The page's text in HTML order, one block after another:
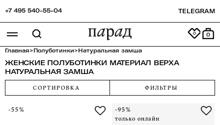
+7 495 540-55-04 TELEGRAM
0
Главная>Полуботинки>Натуральная замша
ЖЕНСКИЕ ПОЛУБОТИНКИ МАТЕРИАЛ ВЕРХА
НАТУРАЛЬНАЯ ЗАМША
СОРТИРОВКА ФИЛЬТРЫ
-55%
-95%
только онлайн